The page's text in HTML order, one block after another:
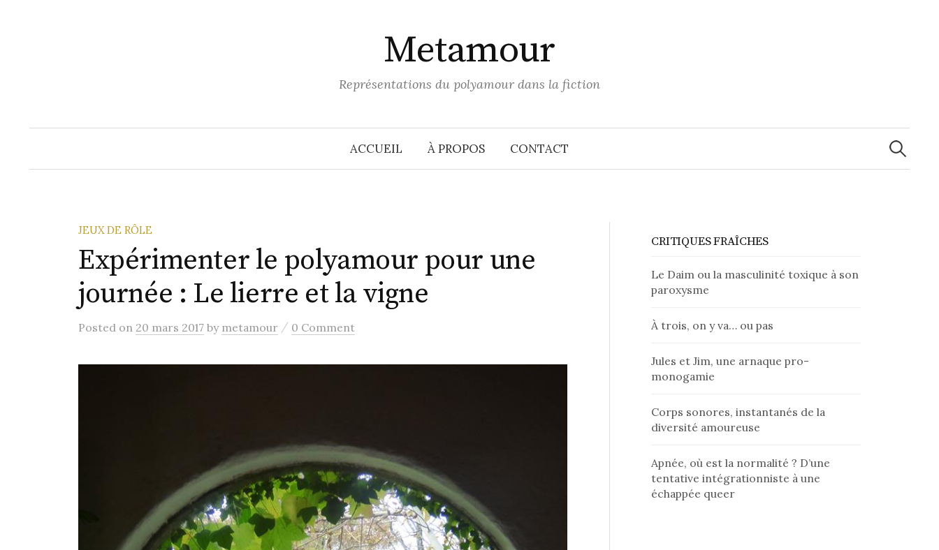
Metamour
Représentations du polyamour dans la fiction
ACCUEIL À PROPOS CONTACT
JEUX DE RÔLE
Expérimenter le polyamour pour une
journée : Le lierre et la vigne
Posted on 20 mars 2017 by metamour / 0 Comment
CRITIQUES FRAÎCHES
Le Daim ou la masculinité toxique à son
paroxysme
À trois, on y va… ou pas
Jules et Jim, une arnaque pro-
monogamie
Corps sonores, instantanés de la
diversité amoureuse
Apnée, où est la normalité ? D’une
tentative intégrationniste à une
échappée queer